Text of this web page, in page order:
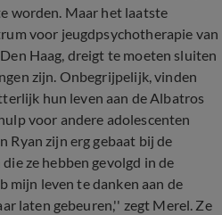
worden. Maar het laatste
voor jeugdpsychotherapie van
Haag, dreigt te moeten sluiten
zijn. Onbegrijpelijk, vinden
hun leven aan de Albatros
voor andere adolescenten
Ryan zijn erg gebaat bij de
ze hebben gevolgd in de
mijn leven te danken aan de
laten gebeuren,'' zegt Merel. Ze